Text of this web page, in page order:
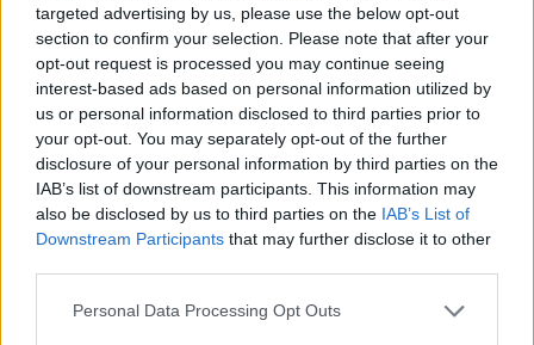
targeted advertising by us, please use the below opt-out
section to confirm your selection. Please note that after your
opt-out request is processed you may continue seeing
interest-based ads based on personal information utilized by
us or personal information disclosed to third parties prior to
your opt-out. You may separately opt-out of the further
disclosure of your personal information by third parties on the
IAB’s list of downstream participants. This information may
also be disclosed by us to third parties on the IAB’s List of
Downstream Participants that may further disclose it to other
Personal Data Processing Opt Outs
Verdesmeraldo:Lonely che bello far vacanza. Sì io
bene grazie, ma sempre al lavoro 😮‍💨
☕☘️🤗
Ti stimo·
Lonely:
Verdesmeraldo ogni tanto fa bene staccare...
😜
14 Maggio 2025 alle ore 11:00
·Ti stimo·Rispondi